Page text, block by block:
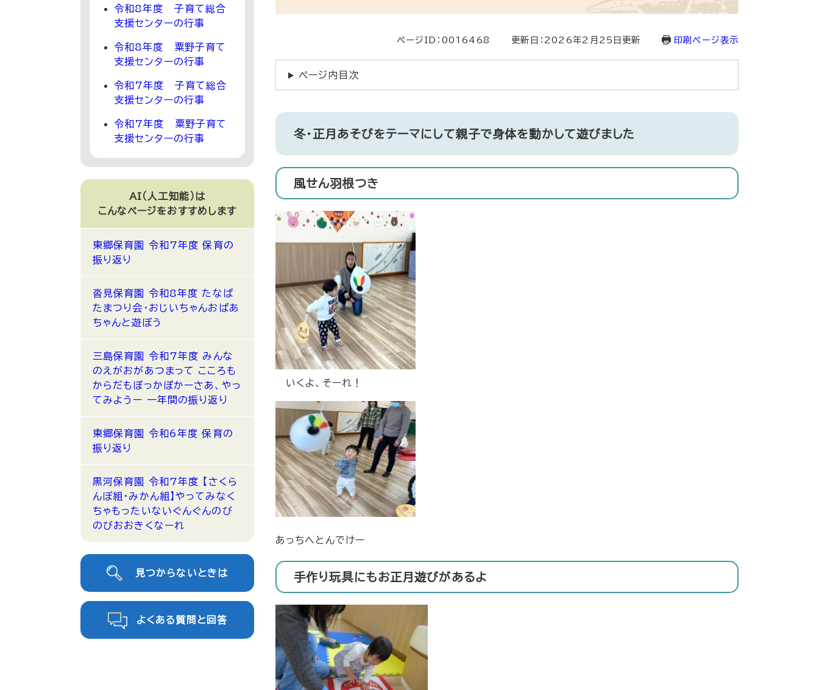
ページID：0016468 更新日：2026年2月25日更新 印刷ページ表示
ページ内目次
冬・正月あそびをテーマにして親子で身体を動かして遊びました
風せん羽根つき
​いくよ、そーれ！
あっちへとんでけー
手作り玩具にもお正月遊びがあるよ
令和8年度 子育て総合
支援センターの行事
令和8年度 粟野子育て
支援センターの行事
令和7年度 子育て総合
支援センターの行事
令和7年度 粟野子育て
支援センターの行事
AI（人工知能）は
こんなページをおすすめします
東郷保育園 令和7年度 保育の
振り返り
沓見保育園 令和8年度 たなば
たまつり会・おじいちゃんおばあ
ちゃんと遊ぼう
三島保育園 令和7年度 みんな
のえがおがあつまって こころも
からだもぽっかぽかーさあ、やっ
てみようー 一年間の振り返り
東郷保育園 令和6年度 保育の
振り返り
黒河保育園 令和7年度 【さくら
んぼ組・みかん組】やってみなく
ちゃもったいないぐんぐんのび
のびおおきくなーれ
見つからないときは
よくある質問と回答